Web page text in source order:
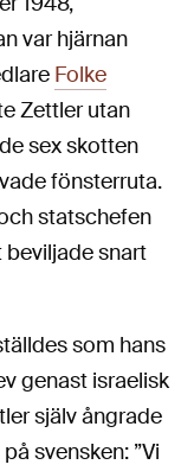
var hjärnan
Folke
Zettler utan
sex skotten
fönsterruta.
statschefen
beviljade snart
som hans
genast israelisk
själv ångrade
svensken: ”Vi